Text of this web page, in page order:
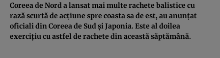
Coreea de Nord a lansat mai multe rachete balistice cu
rază scurtă de acțiune spre coasta sa de est, au anunțat
oficiali din Coreea de Sud și Japonia. Este al doilea
exercițiu cu astfel de rachete din această săptămână.